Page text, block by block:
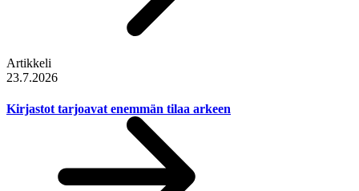
Artikkeli
23.7.2026
Kirjastot tarjoavat enemmän tilaa arkeen